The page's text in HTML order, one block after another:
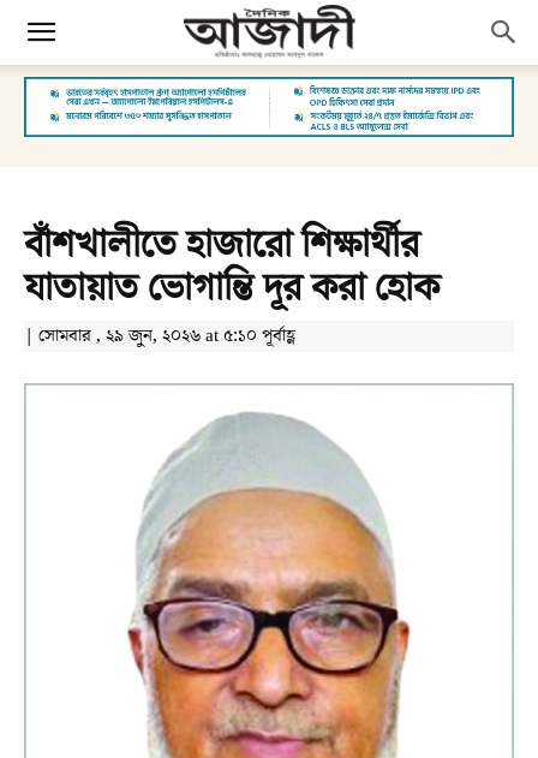
বাঁশখালীতে হাজারো শিক্ষার্থীর
যাতায়াত ভোগান্তি দূর করা হোক
| সোমবার , ২৯ জুন, ২০২৬ at ৫:১০ পূর্বাহ্ণ